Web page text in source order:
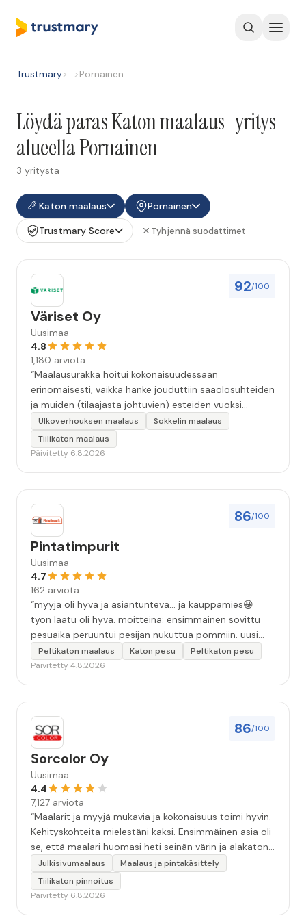
Trustmary>…>Pornainen
Löydä paras Katon maalaus-yritys
alueella Pornainen
3 yritystä
Katon maalaus
Pornainen
Trustmary Score
Tyhjennä suodattimet
92/100
Väriset Oy
Uusimaa
4.8
1,180 arviota
“Maalausurakka hoitui kokonaisuudessaan
erinomaisesti, vaikka hanke jouduttiin sääolosuhteiden
ja muiden (tilaajasta johtuvien) esteiden vuoksi
keskeyttämään n. 3 viikoksi. Maalaistulos on oikein
hyvä, yhteydenpito erinomaista, jälkityöt tehtiin
huolellisesti. Suosittelen. Erityiskiitos itse maalareille:
Ulkoverhouksen maalaus
Sokkelin maalaus
Tiilikaton maalaus
Päivitetty 6.8.2026
86/100
Pintatimpurit
Uusimaa
4.7
162 arviota
“myyjä oli hyvä ja asiantunteva... ja kauppamies😀
työn laatu oli hyvä. moitteina: ensimmäinen sovittu
pesuaika peruuntui pesijän nukuttua pommiin. uusi
aika piti ja työn jälki oikein hyvää ja osaavaa. toinen
murhe tuli koska olimme matkoilla ja jossain
vuorokautta pihalle...kunnes naapuri uskaltautui
pihallemme ja sulki hanan. Hieman siis tarkkuutta
hommiin ja hyvä tulee. ”
Peltikaton maalaus Katon pesu
Peltikaton pesu
Päivitetty 4.8.2026
86/100
Sorcolor Oy
Uusimaa
4.4
7,127 arviota
“Maalarit ja myyjä mukavia ja kokonaisuus toimi hyvin.
Kehityskohteita mielestäni kaksi. Ensimmäinen asia oli
se, että maalari huomasi heti seinän värin ja alakaton
värin erot mitä en huomannut. Hyvä toki että siinä
kohtaa huomattu mutta toki optimaalisessa
tilanteessa myyjä olisi jo kiinnittänyt tähän huomiota.
Julkisivumaalaus
Maalaus ja pintakäsittely
Tiilikaton pinnoitus
Päivitetty 6.8.2026